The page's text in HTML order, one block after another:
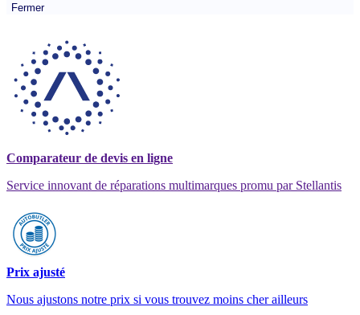
Fermer
Comparateur de devis en ligne
Service innovant de réparations multimarques promu par Stellantis
Prix ajusté
Nous ajustons notre prix si vous trouvez moins cher ailleurs